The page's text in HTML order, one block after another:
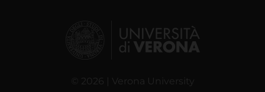
© 2026 | Verona University